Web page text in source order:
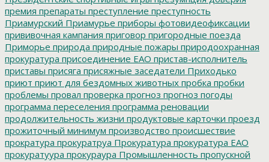
премия препараты преступление преступность
Приамурский Приамурье приборы фотовидеофиксации
прививочная кампания приговор пригородные поезда
Приморье природа природные пожары природоохранная
прокуратура присоединение ЕАО пристав-исполнитель
приставы присяга присяжные заседатели Приходько
приют приют для бездомных животных пробка пробки
проблемы провал проверка прогноз прогноз погоды
программа переселения программа реновации
продолжительность жизни продуктовые карточки проезд
прожиточный минимум производство происшествие
прократура прокуратруа Прокуратура прокуратура ЕАО
прокуратуура прокураура Промышленность пропускной